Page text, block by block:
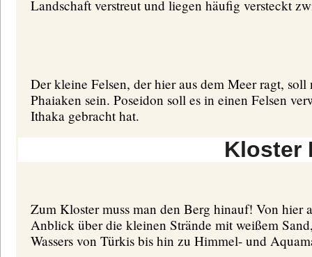
Landschaft verstreut und liegen häufig versteckt
Der kleine Felsen, der hier aus dem Meer ragt,
Phaiaken sein. Poseidon soll es in einen Felsen
Ithaka gebracht hat.
Kloster
Zum Kloster muss man den Berg hinauf! Von hier
Anblick über die kleinen Strände mit weißem
Wassers von Türkis bis hin zu Himmel- und